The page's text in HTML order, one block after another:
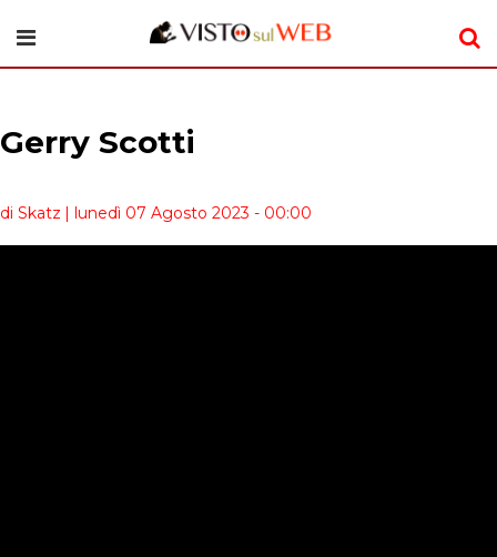
Gerry Scotti
di Skatz | lunedì 07 Agosto 2023 - 00:00